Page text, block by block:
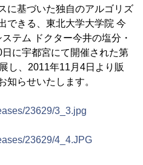
に基づいた独自のアルゴリズ
できる、東北大学大学院 今
テム ドクター今井の塩分・
に宇都宮にて開催された第
し、2011年11月4日より販
知らせいたします。
23629/3_3.jpg
23629/4_4.JPG